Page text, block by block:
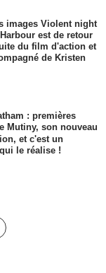
images Violent night
est de retour
du film d'action et
de Kristen
: premières
Mutiny, son nouveau
et c'est un
le réalise !